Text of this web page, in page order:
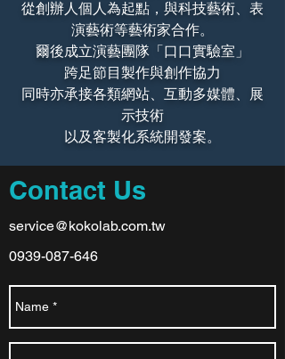
從創辦人個人為起點，與科技藝術、表
演藝術等藝術家合作。
爾後成立演藝團隊「口口實驗室」
跨足節目製作與創作協力
同時亦承接各類網站、互動多媒體、展
示技術
以及客製化系統開發案。
Contact Us
service@kokolab.com.tw
0939-087-646